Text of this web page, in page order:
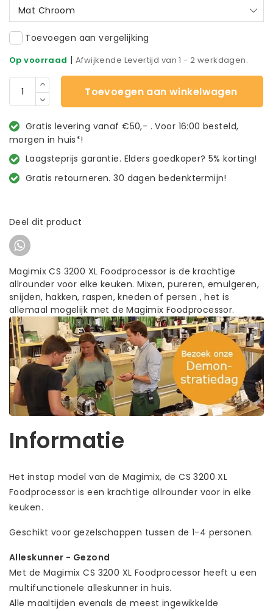
Mat Chroom
Toevoegen aan vergelijking
Op voorraad | Afwijkende Levertijd van 1 - 2 werkdagen.
Toevoegen aan winkelwagen
Gratis levering vanaf €50,- . Voor 16:00 besteld,
morgen in huis*!
Laagsteprijs garantie. Elders goedkoper? 5% korting!
Gratis retourneren. 30 dagen bedenktermijn!
Deel dit product
Magimix CS 3200 XL Foodprocessor is de krachtige
allrounder voor elke keuken. Mixen, pureren, emulgeren,
snijden, hakken, raspen, kneden of persen , het is
allemaal mogelijk met de Magimix Foodprocessor.
Informatie
Het instap model van de Magimix, de CS 3200 XL
Foodprocessor is een krachtige allrounder voor in elke
keuken.
Geschikt voor gezelschappen tussen de 1-4 personen.
Alleskunner - Gezond
Met de Magimix CS 3200 XL Foodprocessor heeft u een
multifunctionele alleskunner in huis.
Alle maaltijden evenals de meest ingewikkelde